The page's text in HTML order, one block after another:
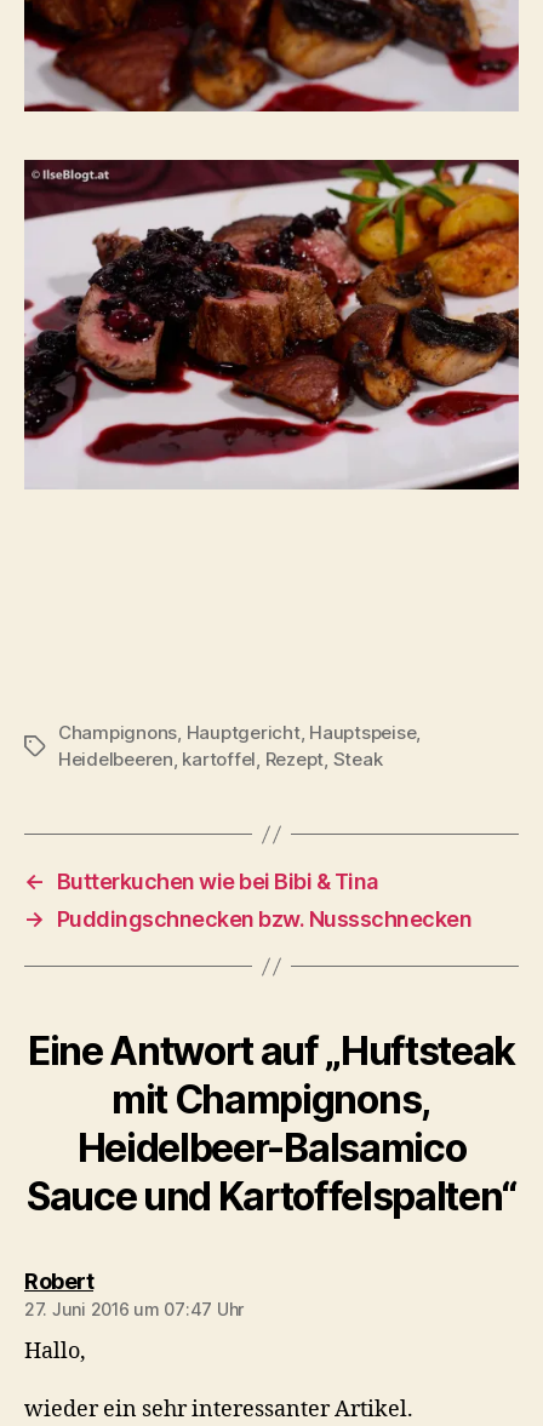
Schlagwörter
Champignons, Hauptgericht, Hauptspeise,
Heidelbeeren, kartoffel, Rezept, Steak
←
Butterkuchen wie bei Bibi & Tina
→
Puddingschnecken bzw. Nussschnecken
Eine Antwort auf „Huftsteak
mit Champignons,
Heidelbeer-Balsamico
Sauce und Kartoffelspalten“
Robertsagt:
27. Juni 2016 um 07:47 Uhr
Hallo,
wieder ein sehr interessanter Artikel.